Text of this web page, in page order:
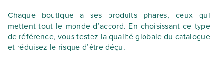
Chaque boutique a ses produits phares, ceux qui
mettent tout le monde d’accord. En choisissant ce type
de référence, vous testez la qualité globale du catalogue
et réduisez le risque d’être déçu.